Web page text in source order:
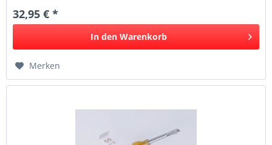
32,95 € *
In den Warenkorb
Merken